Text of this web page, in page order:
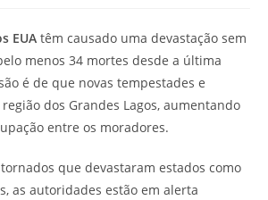
EUA têm causado uma devastação sem
menos 34 mortes desde a última
é de que novas tempestades e
dos Grandes Lagos, aumentando
entre os moradores.
que devastaram estados como
as autoridades estão em alerta